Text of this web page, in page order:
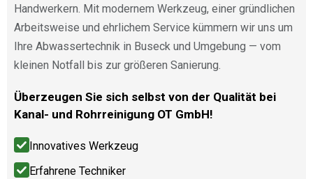
Handwerkern. Mit modernem Werkzeug, einer gründlichen
Arbeitsweise und ehrlichem Service kümmern wir uns um
Ihre Abwassertechnik in Buseck und Umgebung — vom
kleinen Notfall bis zur größeren Sanierung.
Überzeugen Sie sich selbst von der Qualität bei
Kanal- und Rohrreinigung OT GmbH!
Innovatives Werkzeug
Erfahrene Techniker